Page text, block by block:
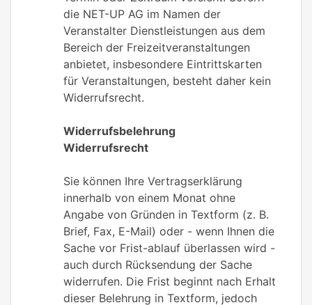
die NET-UP AG im Namen der
Veranstalter Dienstleistungen aus dem
Bereich der Freizeitveranstaltungen
anbietet, insbesondere Eintrittskarten
für Veranstaltungen, besteht daher kein
Widerrufsrecht.
Widerrufsbelehrung
Widerrufsrecht
Sie können Ihre Vertragserklärung
innerhalb von einem Monat ohne
Angabe von Gründen in Textform (z. B.
Brief, Fax, E-Mail) oder - wenn Ihnen die
Sache vor Frist-ablauf überlassen wird -
auch durch Rücksendung der Sache
widerrufen. Die Frist beginnt nach Erhalt
dieser Belehrung in Textform, jedoch